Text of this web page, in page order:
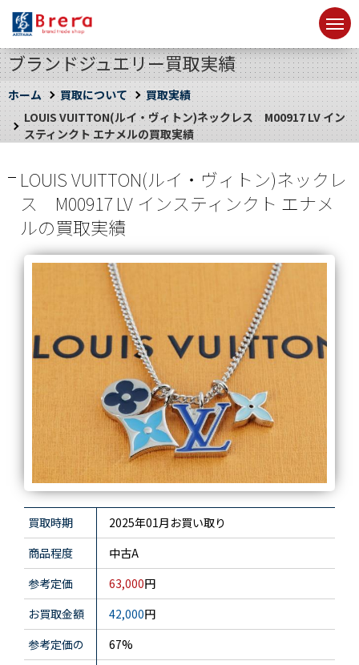
ブランドジュエリー買取実績
ホーム 買取について
買取実績
LOUIS VUITTON(ルイ・ヴィトン)ネックレス M00917 LV イン
スティンクト エナメルの買取実績
LOUIS VUITTON(ルイ・ヴィトン)ネックレ
ス M00917 LV インスティンクト エナメ
ルの買取実績
買取時期
2025年01月お買い取り
商品程度
中古A
参考定価
63,000円
お買取金額
42,000円
参考定価の
67%